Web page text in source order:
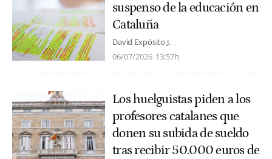
suspenso de la educación en
Cataluña
David Expósito J.
06/07/2026 13:57h
Los huelguistas piden a los
profesores catalanes que
donen su subida de sueldo
tras recibir 50.000 euros de